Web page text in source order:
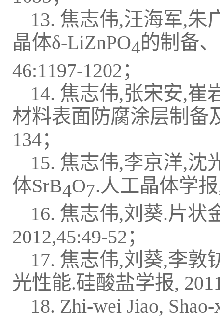
13. 焦志伟,汪海军,朱
晶体δ-LiZnPO4的制备
46:1197-1202；
14. 焦志伟,张宋安,崔
材料表面防腐涂层制备
134；
15. 焦志伟,李京洋,
体SrB4O7.人工晶体学报
16. 焦志伟,刘葵.片状
2012,45:49-52；
17. 焦志伟,刘葵,李敦
光性能.硅酸盐学报,
18. Zhi-wei Jiao,